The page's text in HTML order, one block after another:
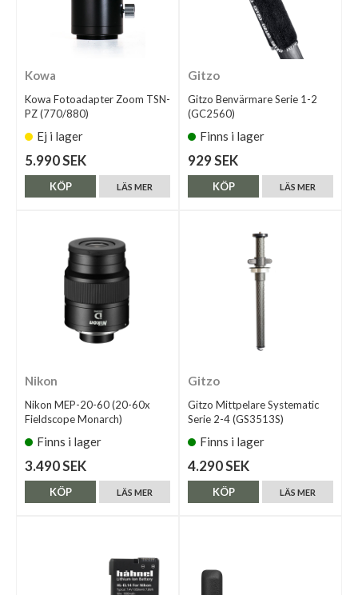
Kowa
Kowa Fotoadapter Zoom TSN-
PZ (770/880)
Ej i lager
5.990 SEK
LÄS MER
KÖP
Gitzo
Gitzo Benvärmare Serie 1-2
(GC2560)
Finns i lager
929 SEK
LÄS MER
KÖP
Nikon
Nikon MEP-20-60 (20-60x
Fieldscope Monarch)
Finns i lager
3.490 SEK
LÄS MER
KÖP
Gitzo
Gitzo Mittpelare Systematic
Serie 2-4 (GS3513S)
Finns i lager
4.290 SEK
LÄS MER
KÖP